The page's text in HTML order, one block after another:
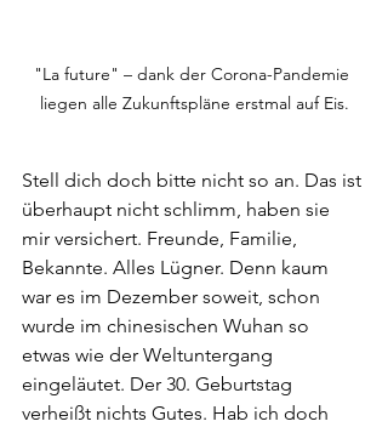
"La future" – dank der Corona-Pandemie
liegen alle Zukunftspläne erstmal auf Eis.
Stell dich doch bitte nicht so an. Das ist
überhaupt nicht schlimm, haben sie
mir versichert. Freunde, Familie,
Bekannte. Alles Lügner. Denn kaum
war es im Dezember soweit, schon
wurde im chinesischen Wuhan so
etwas wie der Weltuntergang
eingeläutet. Der 30. Geburtstag
verheißt nichts Gutes. Hab ich doch